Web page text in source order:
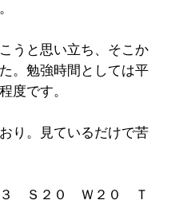
うと思い立ち、そこか
。勉強時間としては平
度です。
り。見ているだけで苦
３ Ｓ２０ Ｗ２０ Ｔ